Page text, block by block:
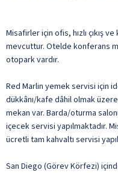
Misafirler için ofis, hızlı çıkış
mevcuttur. Otelde konferans
otopark vardır.
Red Marlin yemek servisi için
dükkânı/kafe dâhil olmak
mekan var. Barda/oturma
içecek servisi yapılmaktadır.
ücretli tam kahvaltı servisi
San Diego (Görev Körfezi)